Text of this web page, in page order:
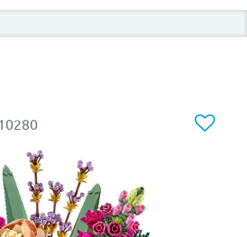
чтобы не только насладиться
из сложных элементов Lego,
полевых цветов из Lego 10313
с прямым стеблем может
см.
полевых цветов” является